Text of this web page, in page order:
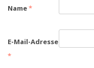
Name*
E-Mail-Adresse
*